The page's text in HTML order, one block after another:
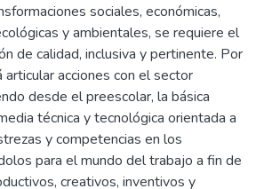
sociales, económicas,
y ambientales, se requiere el
de calidad, inclusiva y pertinente. Por
acciones con el sector
desde el preescolar, la básica
técnica y tecnológica orientada a
y competencias en los
para el mundo del trabajo a fin de
creativos, inventivos y